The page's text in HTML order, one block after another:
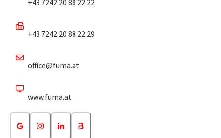
+43 7242 20 88 22 22
+43 7242 20 88 22 29
office@fuma.at
www.fuma.at